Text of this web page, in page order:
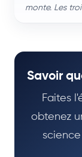
monte. Les
Savoir
Faites
obtenez